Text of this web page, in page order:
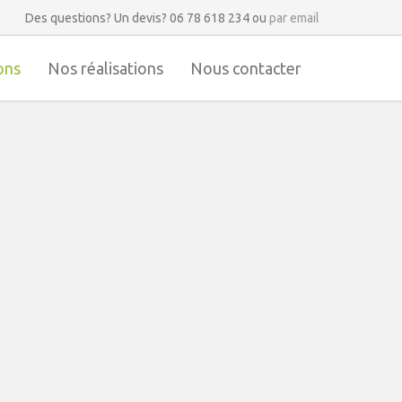
Des questions? Un devis? 06 78 618 234 ou par email
Nos réalisations Nous contacter